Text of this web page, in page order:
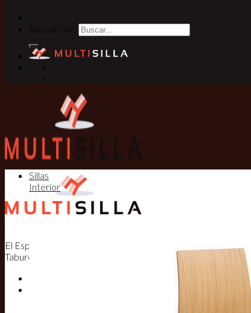
El Especialista en Sillas, Mesas y
Taburetes
Sillas
Interior